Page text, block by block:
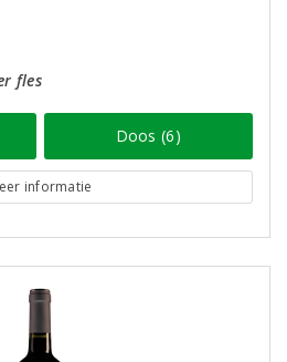
fles
Doos (6)
informatie